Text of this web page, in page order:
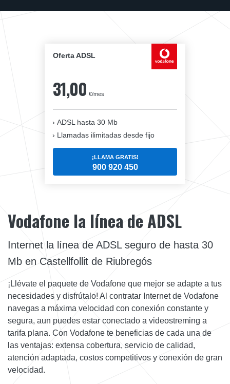
Oferta ADSL
31,00 €/mes
ADSL hasta 30 Mb
Llamadas ilimitadas desde fijo
¡LLAMA GRATIS!
900 920 450
Vodafone la línea de ADSL
Internet la línea de ADSL seguro de hasta 30
Mb en Castellfollit de Riubregós
¡Llévate el paquete de Vodafone que mejor se adapte a tus
necesidades y disfrútalo! Al contratar Internet de Vodafone
navegas a máxima velocidad con conexión constante y
segura, aun puedes estar conectado a videostreming a
tarifa plana. Con Vodafone te beneficias de cada una de
las ventajas: extensa cobertura, servicio de calidad,
atención adaptada, costos competitivos y conexión de gran
velocidad.